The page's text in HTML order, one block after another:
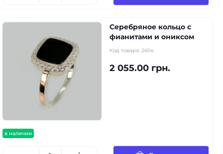
в наличии
Серебряное кольцо с
фианитами и ониксом
Код товара: 260к
2 055.00 грн.